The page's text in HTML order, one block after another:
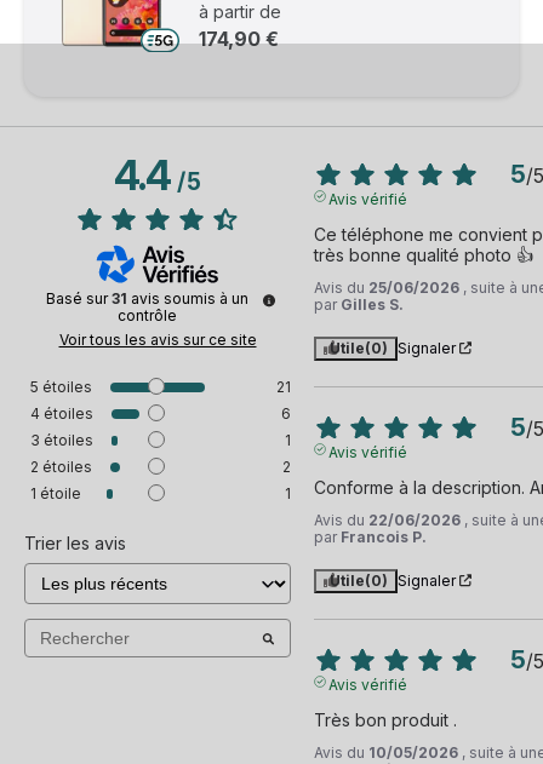
à partir de
174,90 €
4.4/5
Basé sur31 avis soumis à un
contrôle
Voir tous les avis sur ce site
5 étoiles
21
4 étoiles
6
3 étoiles
1
2 étoiles
2
1 étoile 1
Trier les avis
5/5
Avis vérifié
Ce téléphone me convient
très bonne qualité photo 👍
Avis du 25/06/2026 , suite à
par Gilles S.
Utile(0) Signaler
5/5
Avis vérifié
Conforme à la description.
Avis du 22/06/2026 , suite à
par Francois P.
Utile(0) Signaler
5/5
Avis vérifié
Très bon produit .
Avis du 10/05/2026 , suite à